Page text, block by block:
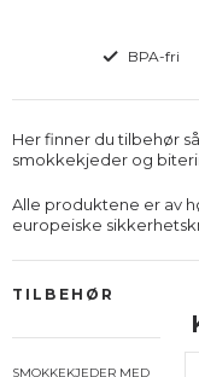
BPA-fri
Her finner du tilbehør
smokkekjeder og
Alle produktene er av
europeiske
TILBEHØR
SMOKKEKJEDER MED